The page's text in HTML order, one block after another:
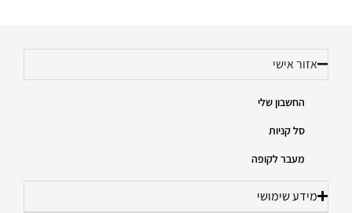
אזור אישי
החשבון שלי
סל קניות
מעבר לקופה
מידע שימושי